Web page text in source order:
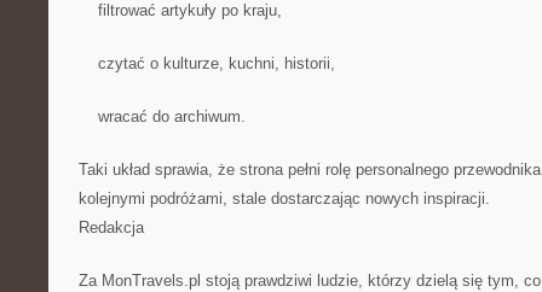
filtrować artykuły po kraju,
czytać o kulturze, kuchni, historii,
wracać do archiwum.
Taki układ sprawia, że strona pełni rolę personalnego
kolejnymi podróżami, stale dostarczając nowych inspiracji.
Redakcja
Za MonTravels.pl stoją prawdziwi ludzie, którzy dzielą się tym,